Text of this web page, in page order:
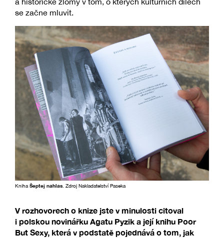
se začne mluvit.
KnihaŠeptej nahlas. Zdroj Nakladatelství Paseka
V rozhovorech o knize jste v minulosti citoval
i polskou novinářku Agatu Pyzik a její knihu Poor
But Sexy, která v podstatě pojednává o tom, jak